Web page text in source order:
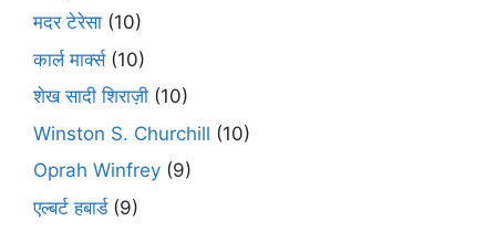
मदर टेरेसा (10)
कार्ल मार्क्स(10)
शेख सादी शिराज़ी (10)
Winston S. Churchill (10)
Oprah Winfrey (9)
एल्बर्ट हबार्ड(9)